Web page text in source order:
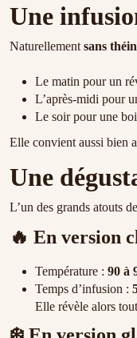
Une
Naturellement sans
Le matin pour un
L’après-midi pour
Le soir pour une
Elle convient aussi bien
Une
L’un des grands atouts
🔥 En version
Température : 90 à
Temps d’infusion :
Elle révèle alors